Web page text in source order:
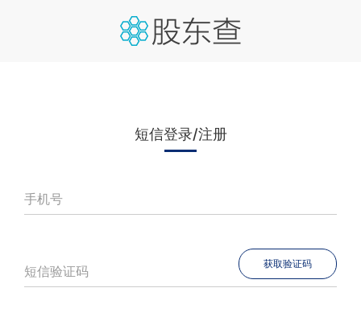
短信登录/注册
手机号
短信验证码 获取验证码